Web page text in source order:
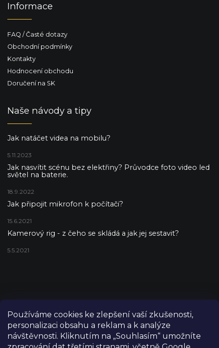
Používáme cookies ke zlepšení vaší zkušenosti,
personalizaci obsahu a reklam a k analýze
návštěvnosti. Kliknutím na „Souhlasím“ umožníte
Informace
FAQ / Časté dotazy
Obchodní podmínky
Kontakty
Hodnocení obchodu
Doručení na SK
Naše návody a tipy
Jak natáčet videa na mobilu?
5.11.2023
Jak nasvítit scénu bez elektřiny? Průvodce foto video led
světel na baterie.
18.9.2022
Jak připojit mikrofon k počítači?
15.6.2021
Kamerový rig - z čeho se skládá a jak jej sestavit?
5.5.2021